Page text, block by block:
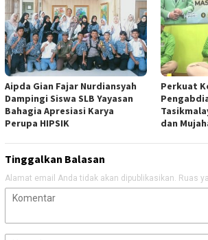
Aipda Gian Fajar Nurdiansyah
Dampingi Siswa SLB Yayasan
Bahagia Apresiasi Karya
Perupa HIPSIK
Perkuat
dan
Tinggalkan Balasan
Alamat email Anda tidak akan dipublikasikan. Ruas